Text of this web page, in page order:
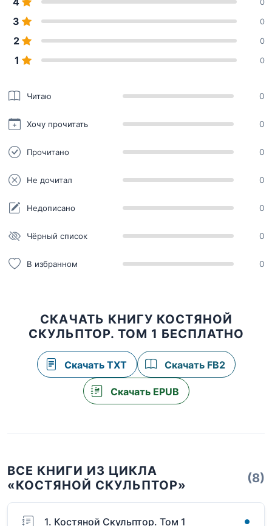
0
3 0
2 0
1 0
Читаю 0
Хочу прочитать 0
Прочитано 0
Не дочитал 0
Недописано 0
Чёрный список 0
В избранном 0
СКАЧАТЬ КНИГУ КОСТЯНОЙ
СКУЛЬПТОР. ТОМ 1 БЕСПЛАТНО
Скачать TXT Скачать FB2
Скачать EPUB
ВСЕ КНИГИ ИЗ ЦИКЛА
«КОСТЯНОЙ СКУЛЬПТОР»
(8)
1. Костяной Скульптор. Том 1